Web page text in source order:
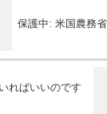
保護中: 米国農務
ればいいのです